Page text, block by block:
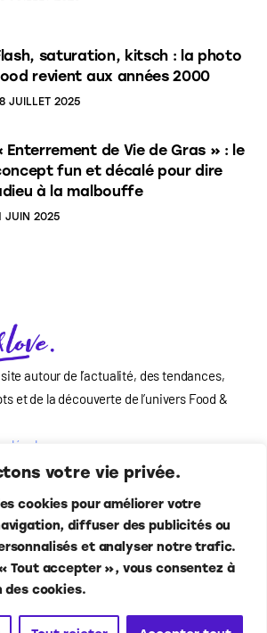
votre vie privée.
cookies pour améliorer votre
diffuser des publicités ou
et analyser notre trafic.
Tout accepter », vous consentez à
cookies.
saturation, kitsch : la photo
revient aux années 2000
JUILLET 2025
Enterrement de Vie de Gras » : le
fun et décalé pour dire
à la malbouffe
JUIN 2025
autour de l’actualité, des tendances,
et de la découverte de l’univers Food&
légales
nous